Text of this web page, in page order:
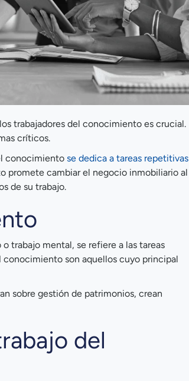
trabajadores del conocimiento es crucial.
críticos.
conocimiento se dedica a tareas repetitivas
promete cambiar el negocio inmobiliario al
de su trabajo.
trabajo mental, se refiere a las tareas
conocimiento son aquellos cuyo principal
sobre gestión de patrimonios, crean
del